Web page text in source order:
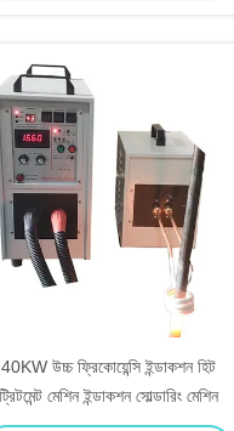
40KW উচ্চ ফ্রিকোয়েন্সি ইন্ডাকশন হিট
ট্রিটমেন্ট মেশিন ইন্ডাকশন সোল্ডারিং মেশিন